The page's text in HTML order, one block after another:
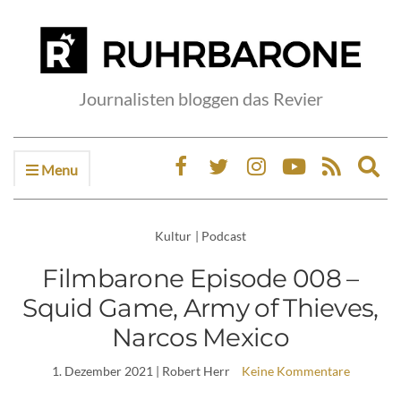
Journalisten bloggen das Revier
Menu
Kultur | Podcast
Filmbarone Episode 008 –
Squid Game, Army of Thieves,
Narcos Mexico
1. Dezember 2021 | Robert Herr Keine Kommentare